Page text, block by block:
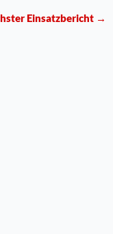
Einsatzbericht →